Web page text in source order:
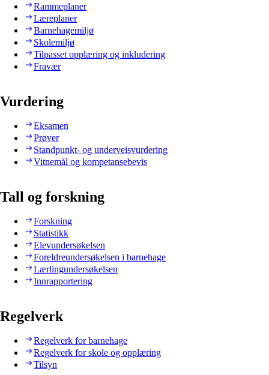
Rammeplaner
Læreplaner
Barnehagemiljø
Skolemiljø
Tilpasset opplæring og inkludering
Fravær
Vurdering
Eksamen
Prøver
Standpunkt- og underveisvurdering
Vitnemål og kompetansebevis
Tall og forskning
Forskning
Statistikk
Elevundersøkelsen
Foreldreundersøkelsen i barnehage
Lærlingundersøkelsen
Innrapportering
Regelverk
Regelverk for barnehage
Regelverk for skole og opplæring
Tilsyn